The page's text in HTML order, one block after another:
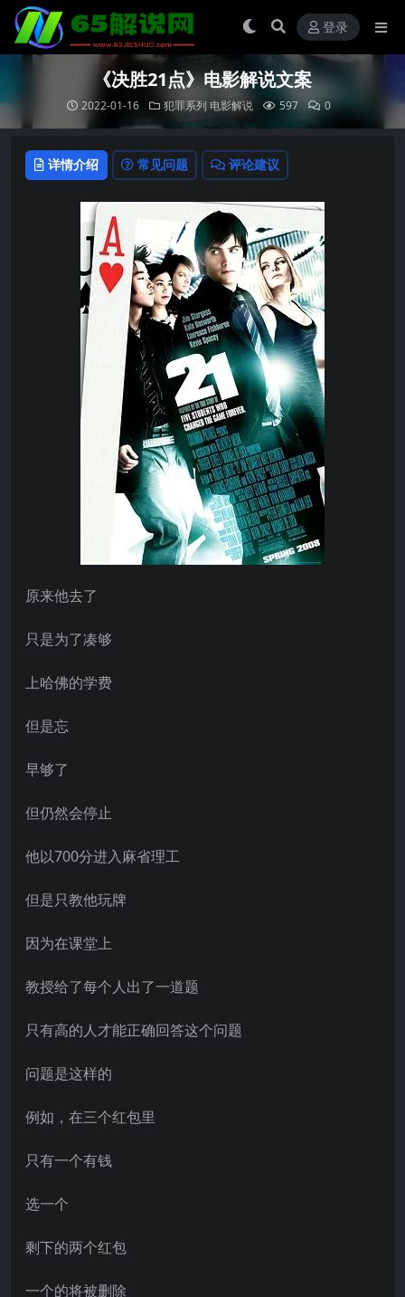
登录
《决胜21点》电影解说文案
2022-01-16 犯罪系列 电影解说 597 0
详情介绍 常见问题 评论建议
原来他去了
只是为了凑够
上哈佛的学费
但是忘
早够了
但仍然会停止
他以700分进入麻省理工
但是只教他玩牌
因为在课堂上
教授给了每个人出了一道题
只有高的人才能正确回答这个问题
问题是这样的
例如，在三个红包里
只有一个有钱
选一个
剩下的两个红包
一个的将被删除